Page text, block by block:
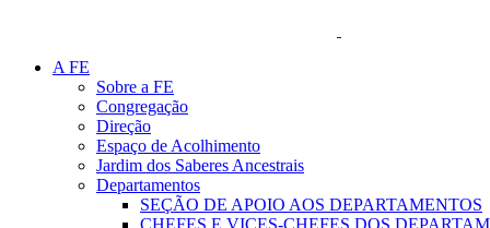
A FE
Sobre a FE
Congregação
Direção
Espaço de Acolhimento
Jardim dos Saberes Ancestrais
Departamentos
SEÇÃO DE APOIO AOS DEPARTAMENTOS
CHEFES E VICES-CHEFES DOS